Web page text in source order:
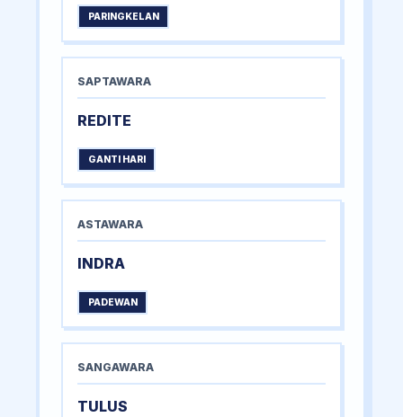
PARINGKELAN
SAPTAWARA
REDITE
GANTI HARI
ASTAWARA
INDRA
PADEWAN
SANGAWARA
TULUS